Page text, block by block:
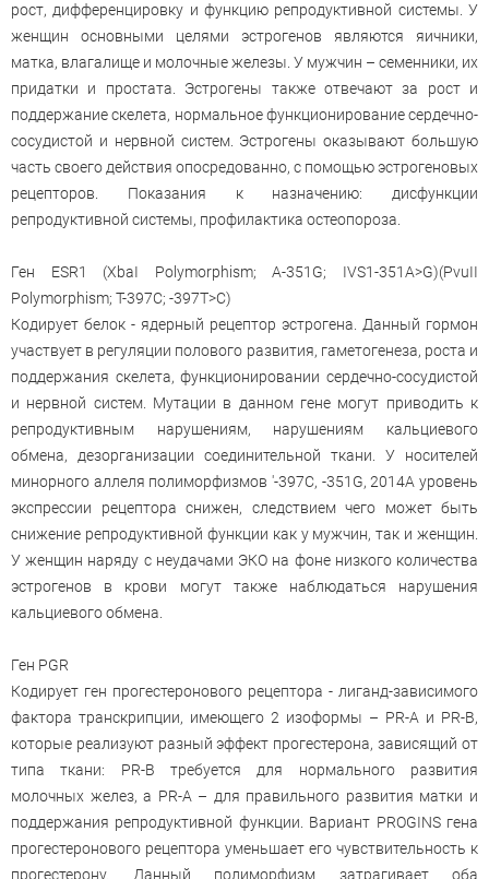
рост, дифференцировку и функцию репродуктивной системы. У
женщин основными целями эстрогенов являются яичники,
матка, влагалище и молочные железы. У мужчин – семенники, их
придатки и простата. Эстрогены также отвечают за рост и
поддержание скелета, нормальное функционирование сердечно-
сосудистой и нервной систем. Эстрогены оказывают большую
часть своего действия опосредованно, с помощью эстрогеновых
рецепторов. Показания к назначению: дисфункции
репродуктивной системы, профилактика остеопороза.
Ген ESR1 (XbaI Polymorphism; A-351G; IVS1-351A>G)(PvuII
Polymorphism; T-397C; -397T>C)
Кодирует белок - ядерный рецептор эстрогена. Данный гормон
участвует в регуляции полового развития, гаметогенеза, роста и
поддержания скелета, функционировании сердечно-сосудистой
и нервной систем. Мутации в данном гене могут приводить к
репродуктивным нарушениям, нарушениям кальциевого
обмена, дезорганизации соединительной ткани. У носителей
минорного аллеля полиморфизмов '-397C, -351G, 2014A уровень
экспрессии рецептора снижен, следствием чего может быть
снижение репродуктивной функции как у мужчин, так и женщин.
У женщин наряду с неудачами ЭКО на фоне низкого количества
эстрогенов в крови могут также наблюдаться нарушения
кальциевого обмена.
Ген PGR
Кодирует ген прогестеронового рецептора - лиганд-зависимого
фактора транскрипции, имеющего 2 изоформы – PR-A и PR-B,
которые реализуют разный эффект прогестерона, зависящий от
типа ткани: PR-B требуется для нормального развития
молочных желез, а PR-A – для правильного развития матки и
поддержания репродуктивной функции. Вариант PROGINS гена
прогестеронового рецептора уменьшает его чувствительность к
прогестерону. Данный полиморфизм затрагивает оба